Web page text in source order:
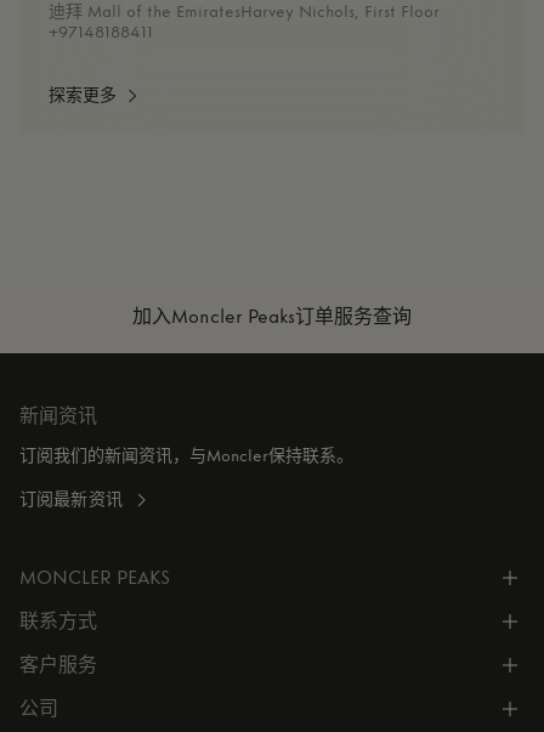
迪拜 Mall of the EmiratesHarvey Nichols, First Floor
+97148188411
探索更多
加入Moncler Peaks订单服务查询
新闻资讯
订阅我们的新闻资讯，与Moncler保持联系。
订阅最新资讯
MONCLER PEAKS
了解专属权益
联系方式
电话联系 400-0362-166
联系在线客服
客户服务
所有服务
公司